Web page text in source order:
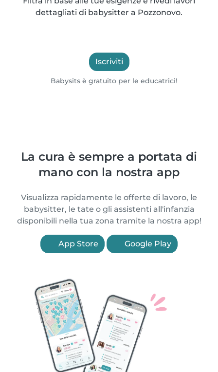
dettagliati di babysitter a Pozzonovo.
Iscriviti
Babysits è gratuito per le educatrici!
La cura è sempre a portata di
mano con la nostra app
Visualizza rapidamente le offerte di lavoro, le
babysitter, le tate o gli assistenti all'infanzia
disponibili nella tua zona tramite la nostra app!
App Store Google Play